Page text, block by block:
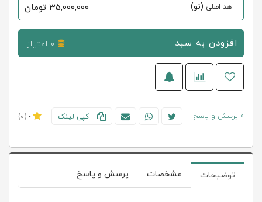
هد اصلی (نو) 35,000,000 تومان
افزودن به سبد
0 پرسش و پاسخ کپی لینک -
(0)
توضیحات مشخصات پرسش و پاسخ